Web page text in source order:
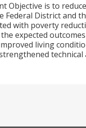
Objective is to
Federal District and
with poverty
expected
living